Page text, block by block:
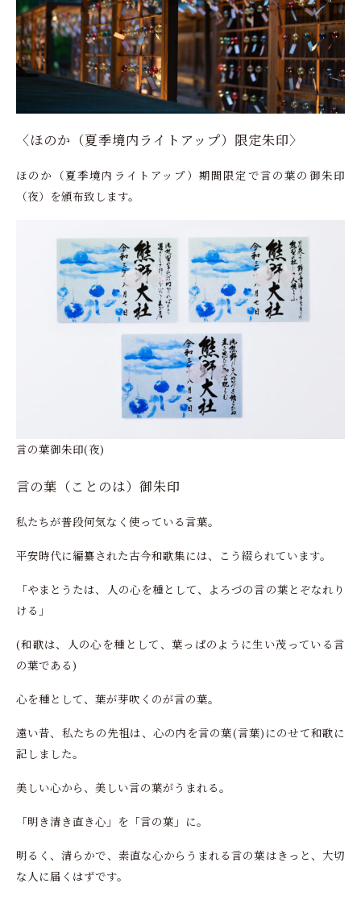
〈ほのか（夏季境内ライトアップ）限定朱印〉
ほのか（夏季境内ライトアップ）期間限定で言の葉の御朱印
（夜）を頒布致します。
言の葉御朱印(夜)
言の葉（ことのは）御朱印
私たちが普段何気なく使っている言葉。
平安時代に編纂された古今和歌集には、こう綴られています。
「やまとうたは、人の心を種として、よろづの言の葉とぞなれり
ける」
(和歌は、人の心を種として、葉っぱのように生い茂っている言
の葉である)
心を種として、葉が芽吹くのが言の葉。
遠い昔、私たちの先祖は、心の内を言の葉(言葉)にのせて和歌に
記しました。
美しい心から、美しい言の葉がうまれる。
「明き清き直き心」を「言の葉」に。
明るく、清らかで、素直な心からうまれる言の葉はきっと、大切
な人に届くはずです。